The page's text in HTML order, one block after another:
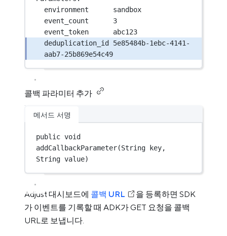
environment      sandbox
event_count      3
event_token      abc123
deduplication_id 5e85484b-1ebc-4141-
aab7-25b869e54c49
콜백 파라미터 추가
메서드 서명
public void
addCallbackParameter(String key,
String value)
Adjust 대시보드에 콜백 URL
을 등록하면 SDK
가 이벤트를 기록할 때 ADK가 GET 요청을 콜백
URL로 보냅니다.